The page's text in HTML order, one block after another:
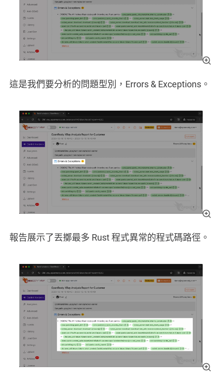
這是我們要分析的問題型別，Errors & Exceptions。
報告展示了丟擲最多 Rust 程式異常的程式碼路徑。